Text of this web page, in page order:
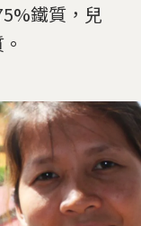
鐵質，兒